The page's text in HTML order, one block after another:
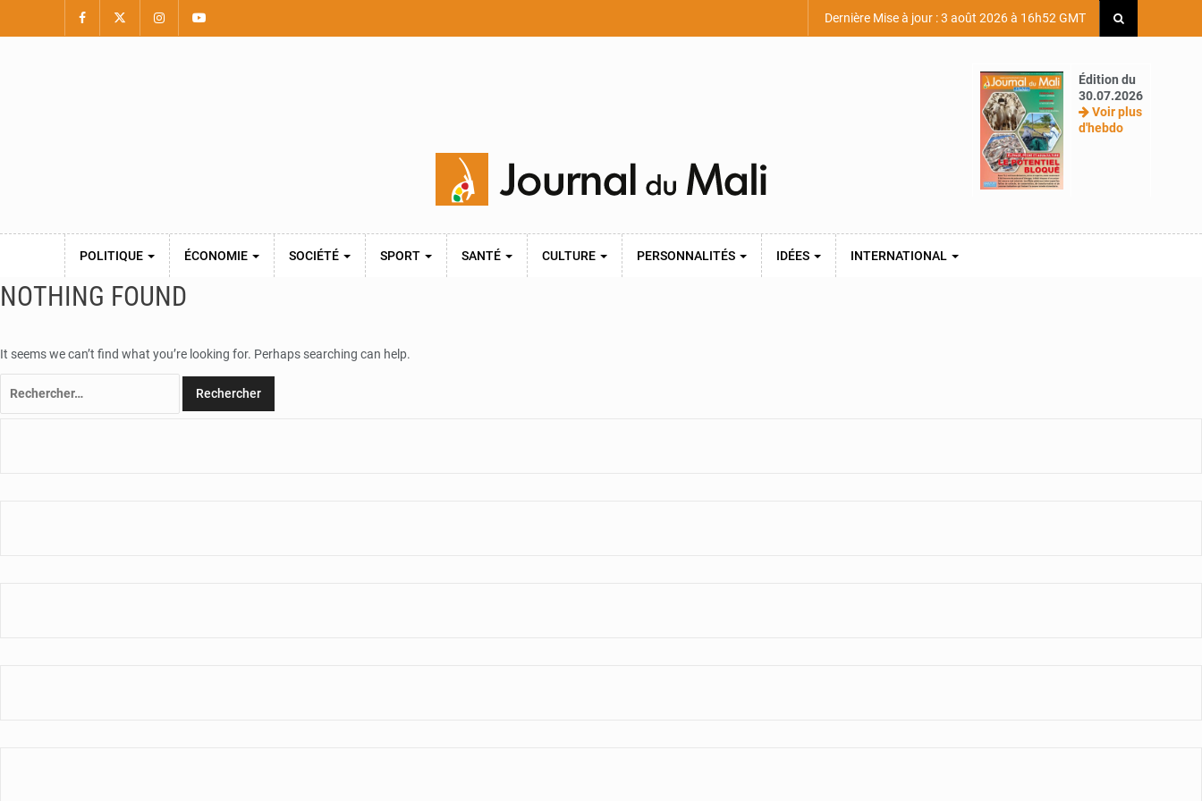
Dernière Mise à jour : 3 août 2026 à 16h52 GMT
Édition du
30.07.2026
Voir plus
d'hebdo
POLITIQUE ÉCONOMIE SOCIÉTÉ SPORT SANTÉ CULTURE PERSONNALITÉS IDÉES INTERNATIONAL
NOTHING FOUND
It seems we can’t find what you’re looking for. Perhaps searching can help.